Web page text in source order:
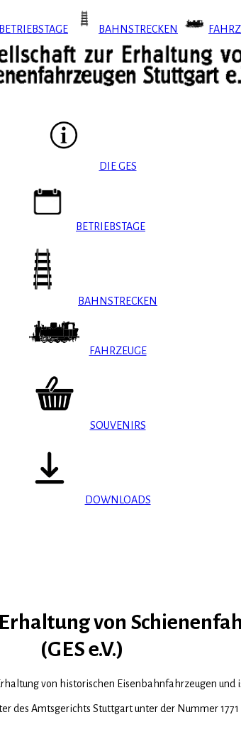
BETRIEBSTAGE BAHNSTRECKEN
DIE GES
BETRIEBSTAGE
BAHNSTRECKEN
FAHRZEUGE
SOUVENIRS
DOWNLOADS
(GES e.V.)
widmet sich der - möglichst betriebsfähigen - Erhaltung von historischen
Der Verein ist im Vereinsregister des Amtsgerichts